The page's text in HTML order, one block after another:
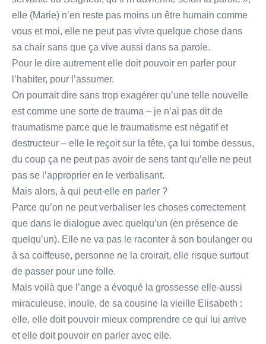
elle (Marie) n’en reste pas moins un être humain comme
vous et moi, elle ne peut pas vivre quelque chose dans
sa chair sans que ça vive aussi dans sa parole.
Pour le dire autrement elle doit pouvoir en parler pour
l’habiter, pour l’assumer.
On pourrait dire sans trop exagérer qu’une telle nouvelle
est comme une sorte de trauma – je n’ai pas dit de
traumatisme parce que le traumatisme est négatif et
destructeur – elle le reçoit sur la tête, ça lui tombe dessus,
du coup ça ne peut pas avoir de sens tant qu’elle ne peut
pas se l’approprier en le verbalisant.
Mais alors, à qui peut-elle en parler ?
Parce qu’on ne peut verbaliser les choses correctement
que dans le dialogue avec quelqu’un (en présence de
quelqu’un). Elle ne va pas le raconter à son boulanger ou
à sa coiffeuse, personne ne la croirait, elle risque surtout
de passer pour une folle.
Mais voilà que l’ange a évoqué la grossesse elle-aussi
miraculeuse, inouïe, de sa cousine la vieille Elisabeth :
elle, elle doit pouvoir mieux comprendre ce qui lui arrive
et elle doit pouvoir en parler avec elle.